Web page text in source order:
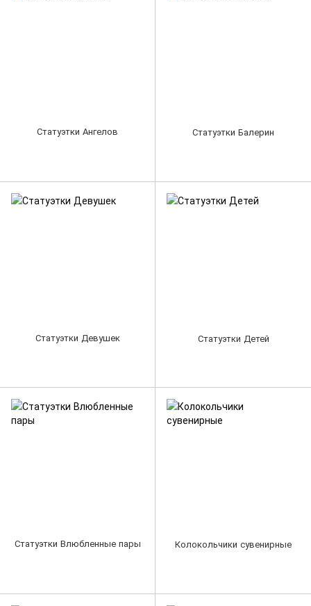
Статуэтки Ангелов Статуэтки Балерин
Статуэтки Девушек Статуэтки Детей
Статуэтки Влюбленные пары Колокольчики сувенирные